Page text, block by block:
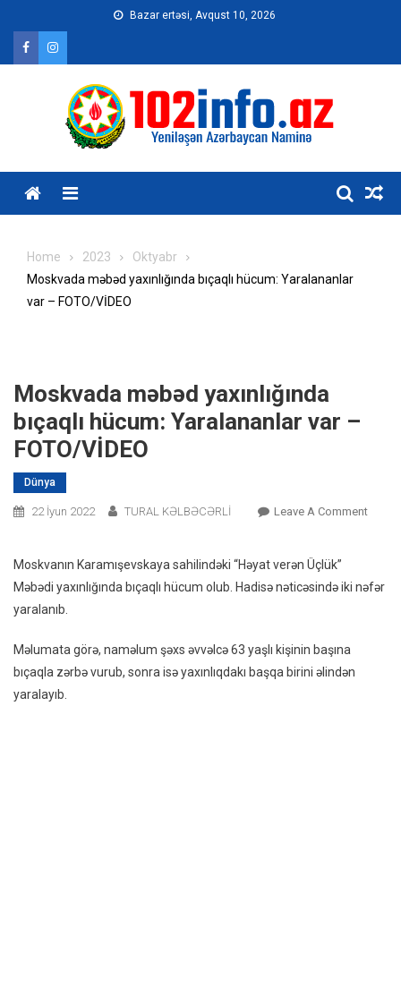
content
Bazar ertəsi, Avqust 10, 2026
Home 2023
Oktyabr
Moskvada məbəd yaxınlığında bıçaqlı hücum: Yaralananlar
var – FOTO/VİDEO
Moskvada məbəd yaxınlığında
bıçaqlı hücum: Yaralananlar var –
FOTO/VİDEO
Dünya
22 İyun 2022 TURAL KƏLBƏCƏRLİ Leave A CommentOn
Bıçaqlı
Moskvanın Karamışevskaya sahilindəki “Həyat verən Üçlük”
Məbədi yaxınlığında bıçaqlı hücum olub. Hadisə nəticəsində iki nəfər
yaralanıb.
Məlumata görə, naməlum şəxs əvvəlcə 63 yaşlı kişinin başına
bıçaqla zərbə vurub, sonra isə yaxınlıqdakı başqa birini əlindən
yaralayıb.